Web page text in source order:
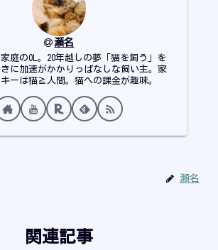
瀬名
庭のOL。20年越しの夢「猫を飼う」を
に加速がかかりっぱなしな飼い主。家
ーは猫≧人間。猫への課金が趣味。
瀬名
関連記事